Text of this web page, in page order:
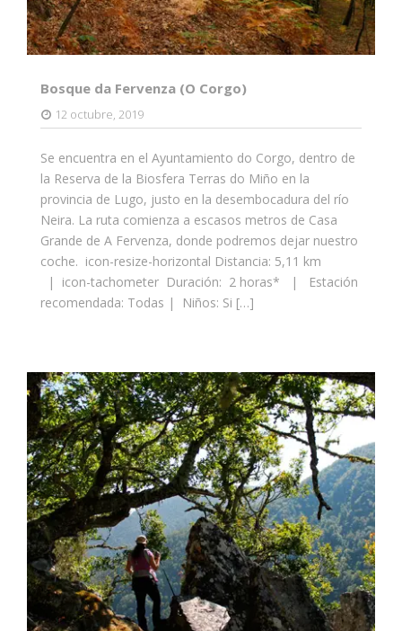
Bosque da Fervenza (O Corgo)
12 octubre, 2019
Se encuentra en el Ayuntamiento do Corgo, dentro de
la Reserva de la Biosfera Terras do Miño en la
provincia de Lugo, justo en la desembocadura del río
Neira. La ruta comienza a escasos metros de Casa
Grande de A Fervenza, donde podremos dejar nuestro
coche. icon-resize-horizontal Distancia: 5,11 km
| icon-tachometer Duración: 2 horas* | Estación
recomendada: Todas | Niños: Si […]